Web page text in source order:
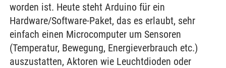
worden ist. Heute steht Arduino für ein
Hardware/Software-Paket, das es erlaubt, sehr
einfach einen Microcomputer um Sensoren
(Temperatur, Bewegung, Energieverbrauch etc.)
auszustatten, Aktoren wie Leuchtdioden oder